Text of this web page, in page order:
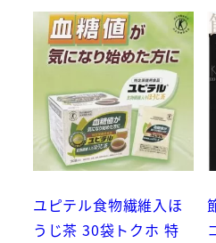
ユピテル食物繊維入ほ
うじ茶 30袋トクホ 特